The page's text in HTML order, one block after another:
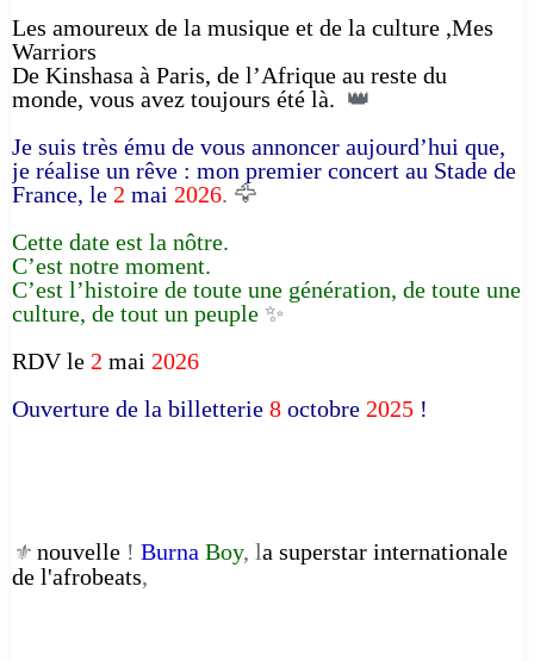
Les amoureux de la musique et de la culture ,Mes
Warriors
De Kinshasa à Paris, de l’Afrique au reste du
monde, vous avez toujours été là. 👑
Je suis très ému de vous annoncer aujourd’hui que,
je réalise un rêve : mon premier concert au Stade de
France, le 2 mai 2026. 🦅
Cette date est la nôtre.
C’est notre moment.
C’est l’histoire de toute une génération, de toute une
culture, de tout un peuple ✨
RDV le 2 mai 2026
Ouverture de la billetterie 8 octobre 2025 !
⚜️ nouvelle ! Burna Boy, la superstar internationale
de l'afrobeats,